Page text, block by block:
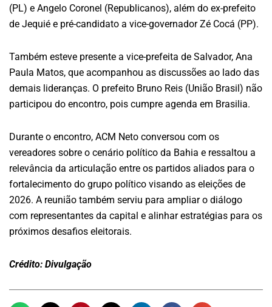
(PL) e Angelo Coronel (Republicanos), além do ex-prefeito
de Jequié e pré-candidato a vice-governador Zé Cocá (PP).
Também esteve presente a vice-prefeita de Salvador, Ana
Paula Matos, que acompanhou as discussões ao lado das
demais lideranças. O prefeito Bruno Reis (União Brasil) não
participou do encontro, pois cumpre agenda em Brasilia.
Durante o encontro, ACM Neto conversou com os
vereadores sobre o cenário político da Bahia e ressaltou a
relevância da articulação entre os partidos aliados para o
fortalecimento do grupo político visando as eleições de
2026. A reunião também serviu para ampliar o diálogo
com representantes da capital e alinhar estratégias para os
próximos desafios eleitorais.
Crédito: Divulgação